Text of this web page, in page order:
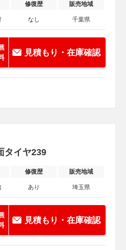
修復歴 販売地域
なし 千葉県
見積もり・在庫確認
イヤ239
修復歴 販売地域
あり 埼玉県
見積もり・在庫確認